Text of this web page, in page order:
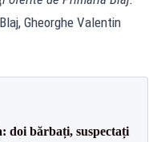
Gheorghe Valentin
doi bărbați, suspectați